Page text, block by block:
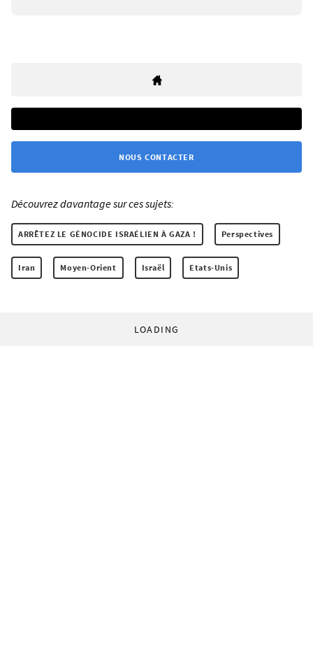
NOUS CONTACTER
Découvrez davantage sur ces sujets:
ARRÊTEZ LE GÉNOCIDE ISRAÉLIEN À GAZA ! Perspectives
Iran Moyen-Orient Israël Etats-Unis
LOADING